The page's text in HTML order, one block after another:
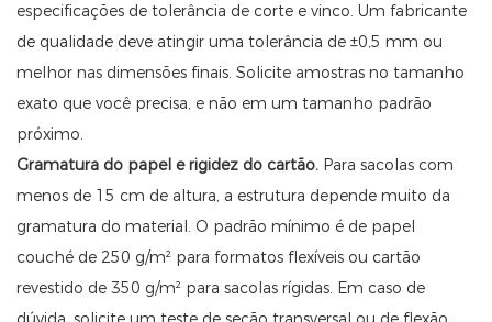
especificações de tolerância de corte e vinco. Um fabricante
de qualidade deve atingir uma tolerância de ±0,5 mm ou
melhor nas dimensões finais. Solicite amostras no tamanho
exato que você precisa, e não em um tamanho padrão
próximo.
Gramatura do papel e rigidez do cartão. Para sacolas com
menos de 15 cm de altura, a estrutura depende muito da
gramatura do material. O padrão mínimo é de papel
couché de 250 g/m² para formatos flexíveis ou cartão
revestido de 350 g/m² para sacolas rígidas. Em caso de